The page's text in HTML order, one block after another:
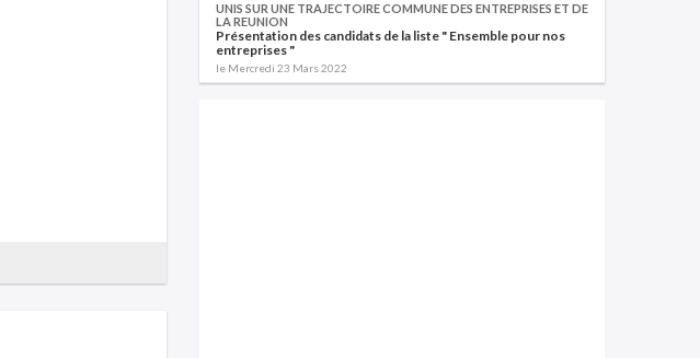
UNIS SUR UNE TRAJECTOIRE COMMUNE DES ENTREPRISES ET DE
LA REUNION
Présentation des candidats de la liste " Ensemble pour nos
entreprises "
le Mercredi 23 Mars 2022